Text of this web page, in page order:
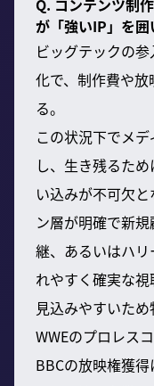
が「強いIP」を囲
ビッグテックの
化で、制作費や
る。
この状況下でメ
し、生き残るた
い込みが不可欠
ン層が明確で新
継、あるいはハ
れやすく確実な
見込みやすいた
WWEのプロレス
BBCの放映権獲